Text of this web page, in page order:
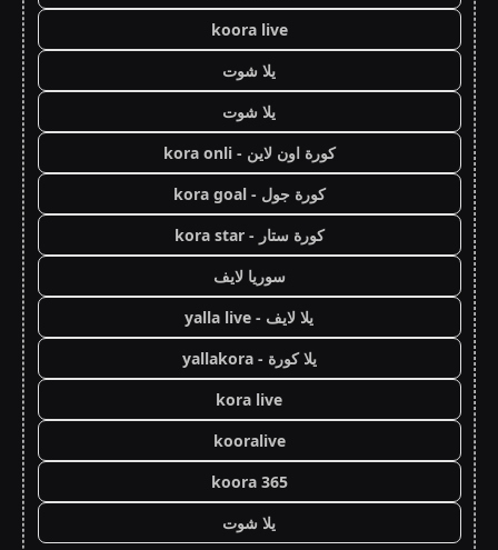
koora live
يلا شوت
يلا شوت
كورة اون لاين - kora onli
كورة جول - kora goal
كورة ستار - kora star
سوريا لايف
يلا لايف - yalla live
يلا كورة - yallakora
kora live
kooralive
koora 365
يلا شوت